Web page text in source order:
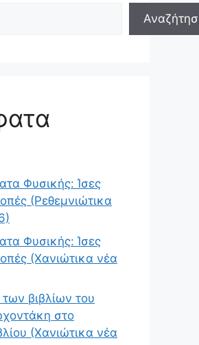
Φυσικής: Ίσες
(Ρεθεμνιώτικα
Φυσικής: Ίσες
(Χανιώτικα νέα
βιβλίων του
στο
(Χανιώτικα νέα